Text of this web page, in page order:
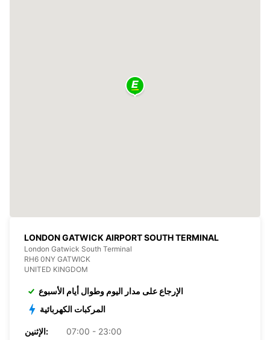
LONDON GATWICK AIRPORT SOUTH TERMINAL
London Gatwick South Terminal
RH6 0NY GATWICK
UNITED KINGDOM
الإرجاع على مدار اليوم وطوال أيام الأسبوع
المركبات الكهربائية
الإثنين:
07:00 - 23:00